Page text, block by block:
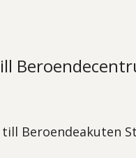
Beroendeakuten